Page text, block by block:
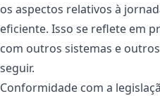
os aspectos relativos à
eficiente. Isso se reflete em
com outros sistemas e
seguir.
Conformidade com a